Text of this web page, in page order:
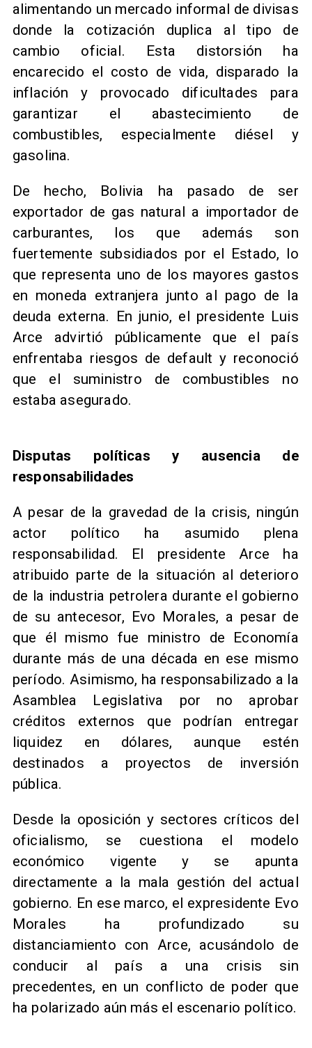
alimentando un mercado informal de divisas
donde la cotización duplica al tipo de
cambio oficial. Esta distorsión ha
encarecido el costo de vida, disparado la
inflación y provocado dificultades para
garantizar el abastecimiento de
combustibles, especialmente diésel y
gasolina.
De hecho, Bolivia ha pasado de ser
exportador de gas natural a importador de
carburantes, los que además son
fuertemente subsidiados por el Estado, lo
que representa uno de los mayores gastos
en moneda extranjera junto al pago de la
deuda externa. En junio, el presidente Luis
Arce advirtió públicamente que el país
enfrentaba riesgos de default y reconoció
que el suministro de combustibles no
estaba asegurado.
Disputas políticas y ausencia de
responsabilidades
A pesar de la gravedad de la crisis, ningún
actor político ha asumido plena
responsabilidad. El presidente Arce ha
atribuido parte de la situación al deterioro
de la industria petrolera durante el gobierno
de su antecesor, Evo Morales, a pesar de
que él mismo fue ministro de Economía
durante más de una década en ese mismo
período. Asimismo, ha responsabilizado a la
Asamblea Legislativa por no aprobar
créditos externos que podrían entregar
liquidez en dólares, aunque estén
destinados a proyectos de inversión
pública.
Desde la oposición y sectores críticos del
oficialismo, se cuestiona el modelo
económico vigente y se apunta
directamente a la mala gestión del actual
gobierno. En ese marco, el expresidente Evo
Morales ha profundizado su
distanciamiento con Arce, acusándolo de
conducir al país a una crisis sin
precedentes, en un conflicto de poder que
ha polarizado aún más el escenario político.